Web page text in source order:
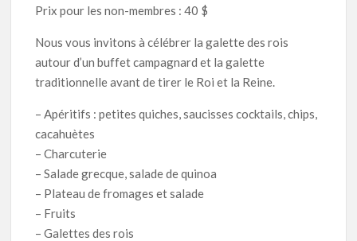
Prix pour les non-membres : 40 $
Nous vous invitons à célébrer la galette des rois
autour d’un buffet campagnard et la galette
traditionnelle avant de tirer le Roi et la Reine.
– Apéritifs : petites quiches, saucisses cocktails, chips,
cacahuètes
– Charcuterie
– Salade grecque, salade de quinoa
– Plateau de fromages et salade
– Fruits
– Galettes des rois